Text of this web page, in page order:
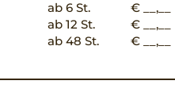
ab 6 St.
€ __,__
ab 12 St.
€ __,__
ab 48 St.
€ __,__